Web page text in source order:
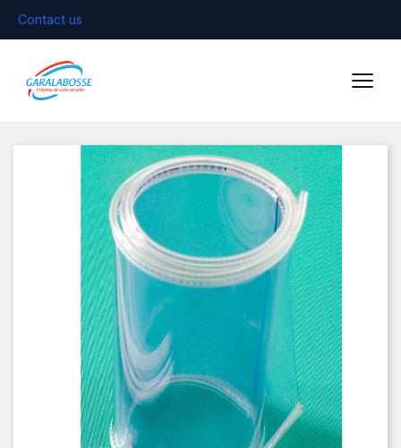
Contact us